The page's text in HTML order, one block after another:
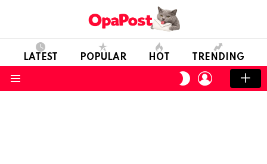
LATEST POPULAR HOT TRENDING
SWITCH
SKIN
LOGIN